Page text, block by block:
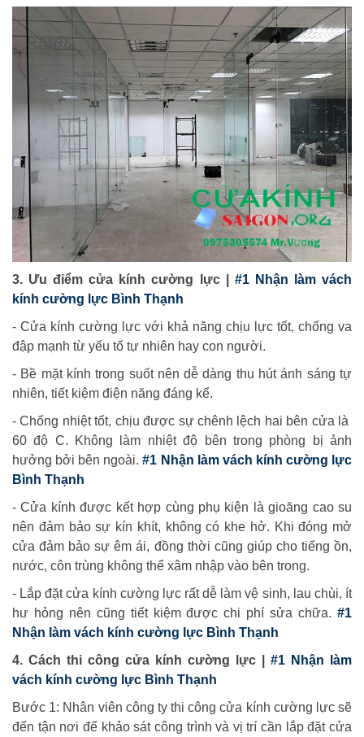
3. Ưu điểm cửa kính cường lực | #1 Nhận làm vách
kính cường lực Bình Thạnh
- Cửa kính cường lực với khả năng chịu lực tốt, chống va
đập mạnh từ yếu tố tự nhiên hay con người.
- Bề mặt kính trong suốt nên dễ dàng thu hút ánh sáng tự
nhiên, tiết kiệm điện năng đáng kể.
- Chống nhiệt tốt, chịu được sự chênh lệch hai bên cửa là
60 độ C. Không làm nhiệt độ bên trong phòng bị ảnh
hưởng bởi bên ngoài.#1 Nhận làm vách kính cường lực
Bình Thạnh
- Cửa kính được kết hợp cùng phụ kiện là gioăng cao su
nên đảm bảo sự kín khít, không có khe hở. Khi đóng mở
cửa đảm bảo sự êm ái, đồng thời cũng giúp cho tiếng ồn,
nước, côn trùng không thể xâm nhập vào bên trong.
- Lắp đặt cửa kính cường lực rất dễ làm vệ sinh, lau chùi, ít
hư hỏng nên cũng tiết kiệm được chi phí sửa chữa. #1
Nhận làm vách kính cường lực Bình Thạnh
4. Cách thi công cửa kính cường lực | #1 Nhận làm
vách kính cường lực Bình Thạnh
Bước 1: Nhân viên công ty thi công cửa kính cường lực sẽ
đến tận nơi để khảo sát công trình và vị trí cần lắp đặt cửa